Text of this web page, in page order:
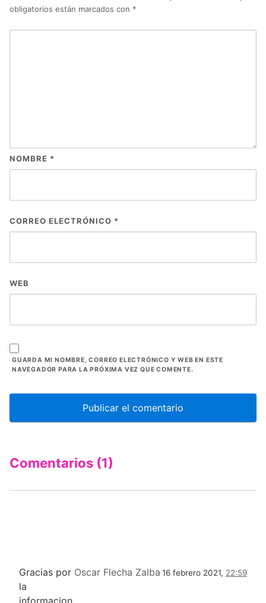
obligatorios están marcados con *
NOMBRE *
CORREO ELECTRÓNICO *
WEB
GUARDA MI NOMBRE, CORREO ELECTRÓNICO Y WEB EN ESTE
NAVEGADOR PARA LA PRÓXIMA VEZ QUE COMENTE.
Comentarios (1)
Oscar Flecha Zalba 16 febrero 2021, 22:59
Gracias por
la